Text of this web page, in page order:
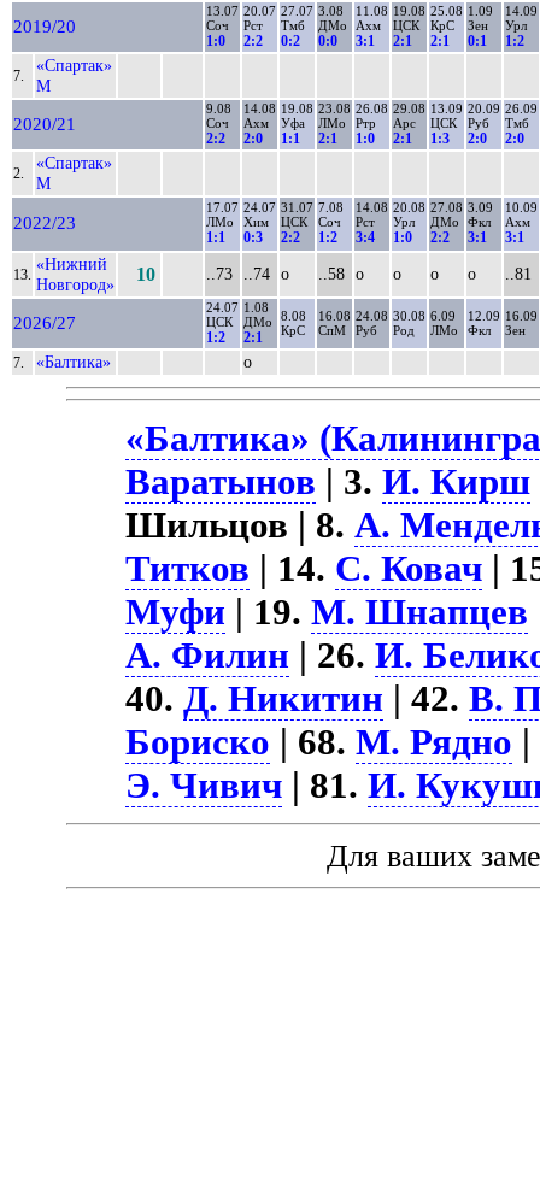
2019/20
13.07
Соч
1:0
20.07
Рст
2:2
27.07
Тмб
0:2
3.08
ДМо
0:0
11.08
Ахм
3:1
19.08
ЦСК
2:1
25.08
КрС
2:1
1.09
Зен
0:1
14.09
Урл
1:2
7.
«Спартак»
М
2020/21
9.08
Соч
2:2
14.08
Ахм
2:0
19.08
Уфа
1:1
23.08
ЛМо
2:1
26.08
Ртр
1:0
29.08
Арс
2:1
13.09
ЦСК
1:3
20.09
Руб
2:0
26.09
Тмб
2:0
2.
«Спартак»
М
2022/23
17.07
ЛМо
1:1
24.07
Хим
0:3
31.07
ЦСК
2:2
7.08
Соч
1:2
14.08
Рст
3:4
20.08
Урл
1:0
27.08
ДМо
2:2
3.09
Фкл
3:1
10.09
Ахм
3:1
13.
«Нижний
Новгород»
10 ..73 ..74 о ..58 о о о о ..81
2026/27
24.07
ЦСК
1:2
1.08
ДМо
2:1
8.08
КрС
16.08
СпМ
24.08
Руб
30.08
Род
6.09
ЛМо
12.09
Фкл
16.09
Зен
7. «Балтика» о
«Балтика»
Варатынов | 3.И. Кирш
Шильцов | 8.А.
Титков | 14. С. Ковач |
Муфи | 19.М. Шнапцев
А. Филин | 26.И.
40.Д. Никитин | 42.В.
Бориско | 68.М. Рядно
Э. Чивич | 81.И.
Для ваших